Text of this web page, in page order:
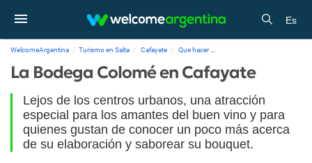
Es
WelcomeArgentina Turismo en Salta Cafayate Que hacer
La Bodega Colomé en Cafayate
Lejos de los centros urbanos, una atracción
especial para los amantes del buen vino y para
quienes gustan de conocer un poco más acerca
de su elaboración y saborear su bouquet.